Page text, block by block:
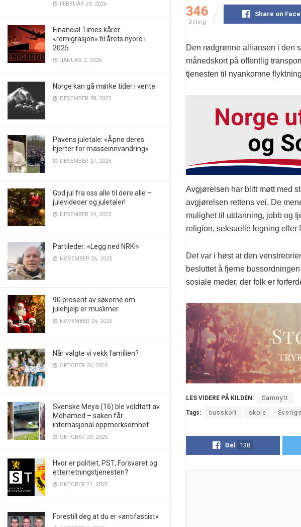
FEBRUAR 23, 2026
Financial Times kårer
«remigrasjon» til årets nyord i
2025
JANUAR 2, 2026
Norge kan gå mørke tider i vente
DESEMBER 28, 2025
Pavens juletale: «Åpne deres
hjerter for masseinnvandring»
DESEMBER 27, 2025
God jul fra oss alle til dere alle –
julevideoer og juletaler!
DESEMBER 24, 2025
Partileder: «Legg ned NRK!»
NOVEMBER 26, 2025
90 prosent av søkerne om
julehjelp er muslimer
NOVEMBER 24, 2025
Når valgte vi vekk familien?
OKTOBER 26, 2025
Svenske Meya (16) ble voldtatt av
Mohamed – saken får
internasjonal oppmerksomhet
OKTOBER 23, 2025
Hvor er politiet, PST, Forsvaret og
etterretningstjenesten?
OKTOBER 21, 2025
Forestill deg at du er «antifascist»
346
Deling
Share on
Den rødgrønne alliansen i den
månedskort på offentlig
tjenesten til nyankomne
Avgjørelsen har blitt møtt med
avgjørelsen rettens vei. De
mulighet til utdanning, jobb og
religion, seksuelle legning eller
Det var i høst at den
besluttet å fjerne
sosiale meder, der folk er
LES VIDERE PÅ KILDEN: Samnytt
Tags: busskort skole Sverige
Del 138